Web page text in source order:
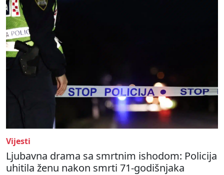
Vijesti
Ljubavna drama sa smrtnim ishodom: Policija
uhitila ženu nakon smrti 71-godišnjaka